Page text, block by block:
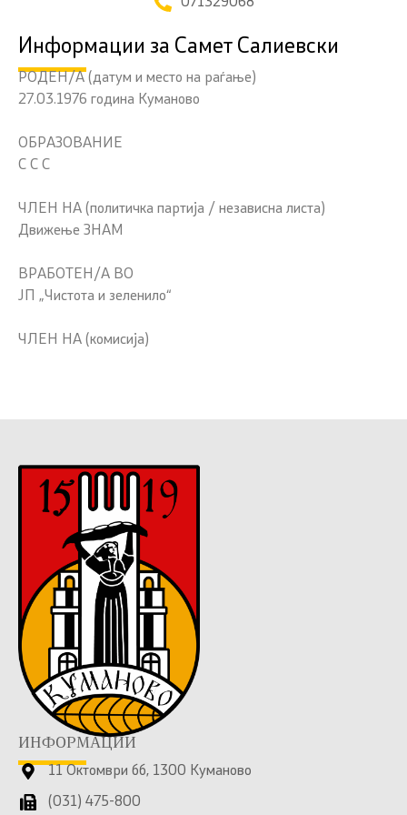
Информации за Самет Салиевски
РОДЕН/А (датум и место на раѓање)
27.03.1976 година Куманово
ОБРАЗОВАНИЕ
С С С
ЧЛЕН НА (политичка партија / независна листа)
Движење ЗНАМ
ВРАБОТЕН/А ВО
ЈП „Чистота и зеленило“
ЧЛЕН НА (комисија)
ИНФОРМАЦИИ
11 Октомври бб, 1300 Куманово
(031) 475-800